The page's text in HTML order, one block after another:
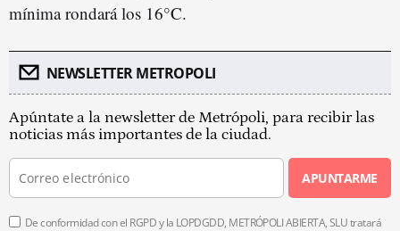
mínima rondará los 16°C.
NEWSLETTER METROPOLI
Apúntate a la newsletter de Metrópoli, para recibir las
noticias más importantes de la ciudad.
APUNTARME
De conformidad con el RGPD y la LOPDGDD, METRÓPOLI ABIERTA, SLU tratará